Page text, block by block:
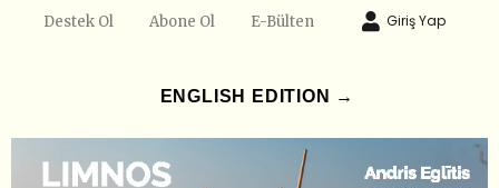
Destek Ol Abone Ol E-Bülten Giriş Yap
ENGLISH EDITION →